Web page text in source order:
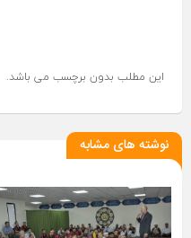
این مطلب بدون برچسب می باشد.
نوشته های مشابه